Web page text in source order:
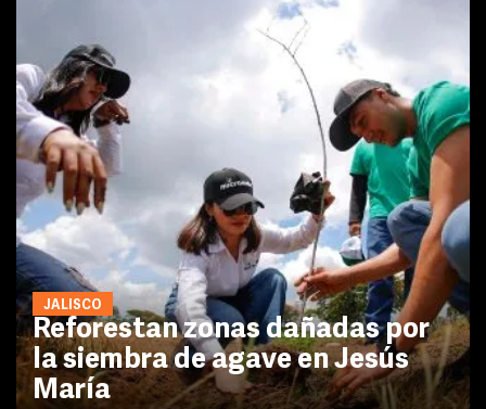
JALISCO
Reforestan zonas dañadas por
la siembra de agave en Jesús
María